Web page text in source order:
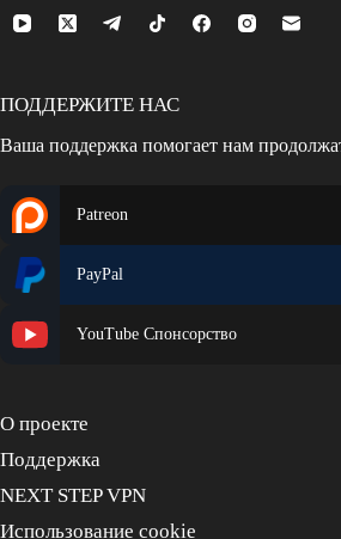
ПОДДЕРЖИТЕ НАС
Ваша поддержка помогает нам
Patreon
PayPal
YouTube Спонсорство
О проекте
Поддержка
NEXT STEP VPN
Использование cookie